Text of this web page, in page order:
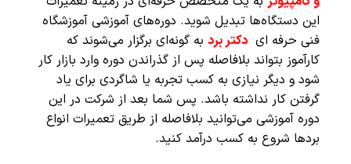
این دستگاه‌ها تبدیل شوید. دوره‌های آموزشی آموزشگاه
فنی حرفه ای دکتر برد به گونه‌ای برگزار می‌شوند که
کارآموز بتواند بلافاصله پس از گذراندن دوره وارد بازار کار
شود و دیگر نیازی به کسب تجربه یا شاگردی برای یاد
گرفتن کار نداشته باشد. پس شما بعد از شرکت در این
دوره آموزشی می‌توانید بلافاصله از طریق تعمیرات انواع
بردها شروع به کسب درآمد کنید.